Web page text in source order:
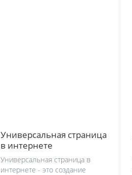
Универсальная страница
в интернете
Универсальная страница в
интернете - это создание